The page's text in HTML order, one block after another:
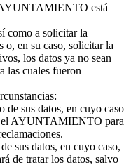
está
como a solicitar la
o, en su caso, solicitar la
los datos ya no sean
las cuales fueron
sus datos, en cuyo caso
el AYUNTAMIENTO para
sus datos, en cuyo caso,
de tratar los datos, salvo